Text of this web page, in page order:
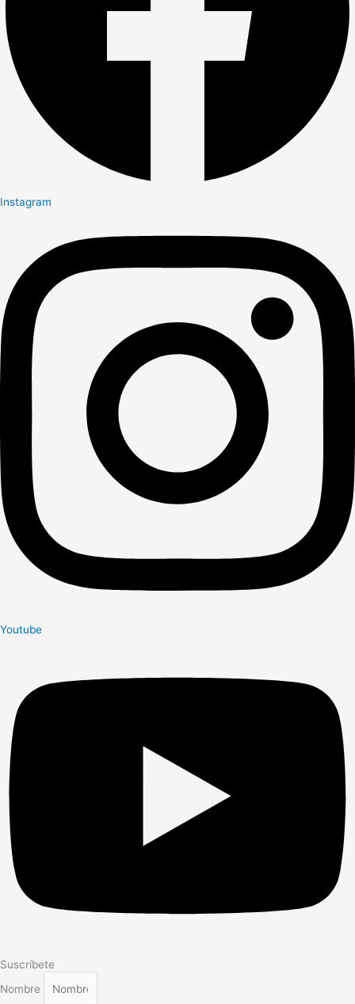
Instagram
Youtube
Suscríbete
Nombre